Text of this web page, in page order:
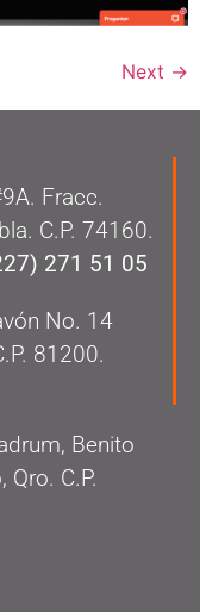
Next →
Fracc.
C.P. 74160.
271 51 05
No. 14
81200.
Benito
Qro. C.P.